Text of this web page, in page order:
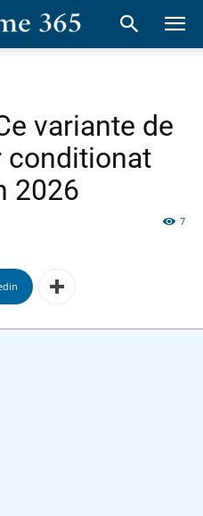
variante de
conditionat
2026
7